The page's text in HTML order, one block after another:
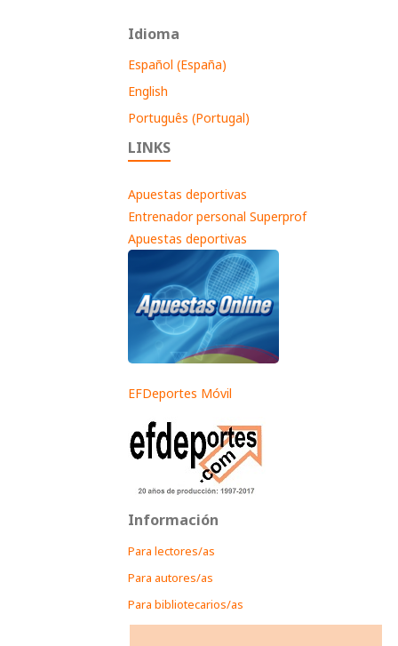
Idioma
Español (España)
English
Português (Portugal)
LINKS
Apuestas deportivas
Entrenador personal Superprof
Apuestas deportivas
EFDeportes Móvil
Información
Para lectores/as
Para autores/as
Para bibliotecarios/as